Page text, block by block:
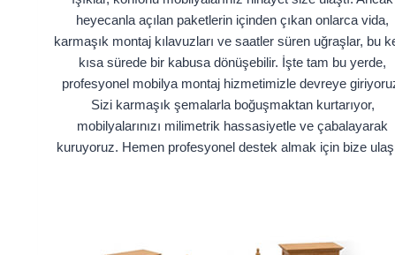
heyecanla açılan paketlerin içinden çıkan onlarca vida,
karmaşık montaj kılavuzları ve saatler süren uğraşlar, bu
kısa sürede bir kabusa dönüşebilir. İşte tam bu yerde,
profesyonel mobilya montaj hizmetimizle devreye
Sizi karmaşık şemalarla boğuşmaktan kurtarıyor,
mobilyalarınızı milimetrik hassasiyetle ve çabalayarak
kuruyoruz. Hemen profesyonel destek almak için bize